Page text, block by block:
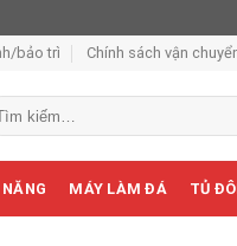
bảo trì Chính sách vận
MÁY LÀM ĐÁ TỦ